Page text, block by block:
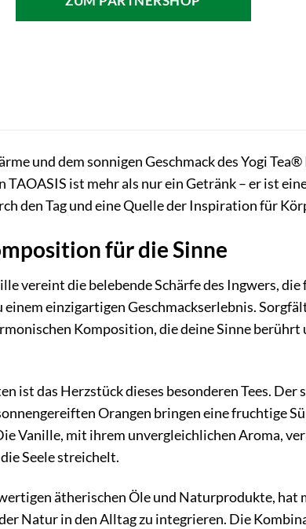
und dem sonnigen Geschmack des Yogi
ist mehr als nur ein Getränk – er ist
den Tag und eine Quelle der Inspiration für
für die Sinne
vereint die belebende Schärfe des Ingwers,
einzigartigen Geschmackserlebnis.
Komposition, die deine Sinne berührt
ist das Herzstück dieses besonderen Tees.
Orangen bringen eine fruchtige
Vanille, mit ihrem unvergleichlichen Aroma,
Seele streichelt.
ätherischen Öle und Naturprodukte, hat
Natur in den Alltag zu integrieren. Die